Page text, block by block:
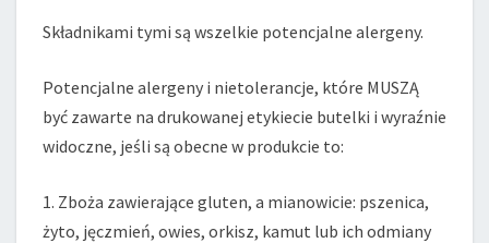
DO
FIZYCZNIE
DOŁĄCZONE?
Składnikami tymi są wszelkie potencjalne alergeny.
Potencjalne alergeny i nietolerancje, które MUSZĄ
być zawarte na drukowanej etykiecie butelki i wyraźnie
widoczne, jeśli są obecne w produkcie to:
1. Zboża zawierające gluten, a mianowicie: pszenica,
żyto, jęczmień, owies, orkisz, kamut lub ich odmiany